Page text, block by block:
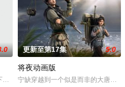
阿勿巴吉（周迅 配音）的足迹，踏上神
院作为王者大陆的最高学府，吸引着众
更新至第17集 5.0
将夜动画版
宁缺穿越到一个似是而非的大唐世